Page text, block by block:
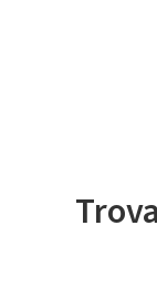
Il servizio di